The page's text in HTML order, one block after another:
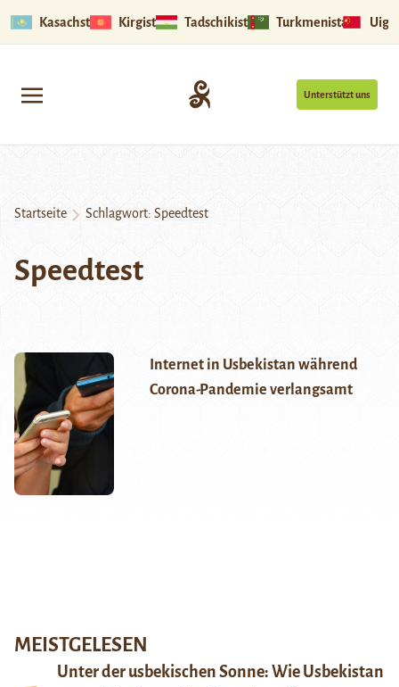
Kasachstan Kirgistan Tadschikistan Turkmenistan
Unterstützt uns
Startseite Schlagwort: Speedtest
Speedtest
Internet in Usbekistan während
Corona-Pandemie verlangsamt
MEISTGELESEN
Unter der usbekischen Sonne: Wie Usbekistan